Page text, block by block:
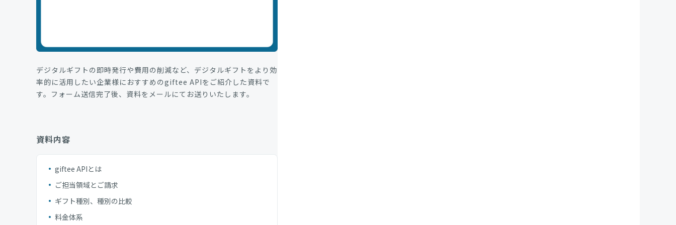
デジタルギフトの即時発行や費用の削減など、デジタルギフトをより効
率的に活用したい企業様におすすめのgiftee APIをご紹介した資料で
す。フォーム送信完了後、資料をメールにてお送りいたします。
資料内容
giftee APIとは
ご担当領域とご請求
ギフト種別、種別の比較
料金体系